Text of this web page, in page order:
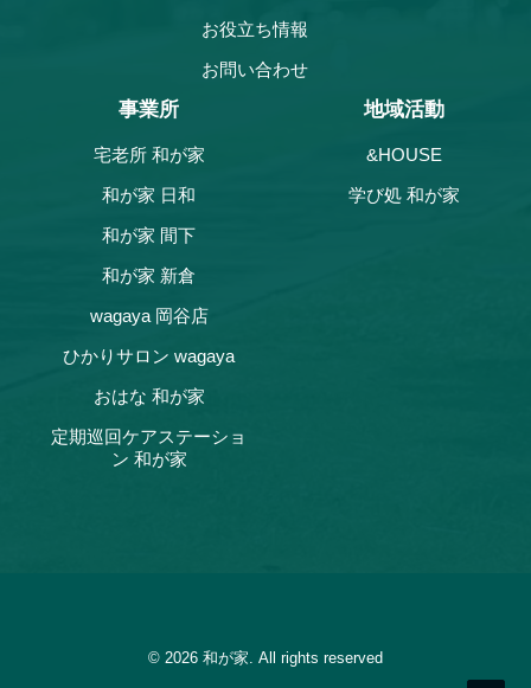
お役立ち情報
お問い合わせ
事業所
宅老所 和が家
和が家 日和
和が家 間下
和が家 新倉
wagaya 岡谷店
ひかりサロン wagaya
おはな 和が家
定期巡回ケアステーショ
ン 和が家
地域活動
&HOUSE
学び処 和が家
© 2026 和が家. All rights reserved